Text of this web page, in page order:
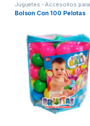
Juguetes - Accesorios para
Bebés
Bolson Con 100 Pelotas